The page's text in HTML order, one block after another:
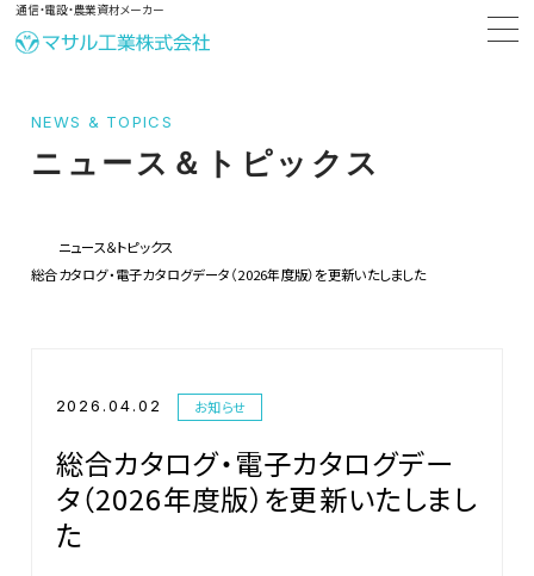
通信・電設・農業資材メーカー
NEWS & TOPICS
ニュース＆トピックス
ニュース＆トピックス
総合カタログ・電子カタログデータ（2026年度版）を更新いたしました
2026.04.02 お知らせ
総合カタログ・電子カタログデー
タ（2026年度版）を更新いたしまし
た